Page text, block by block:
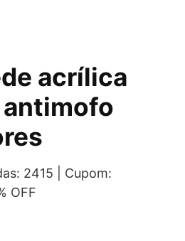
acrílica
2415 | Cupom:
OFF